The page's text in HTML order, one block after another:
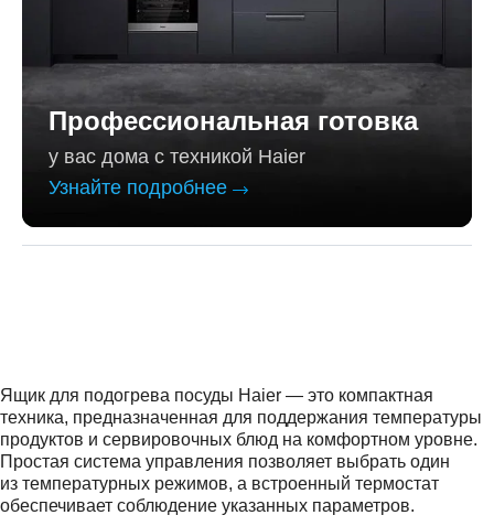
Профессиональная готовка
у вас дома с техникой Haier
Узнайте подробнее
Ящик для подогрева посуды Haier — это компактная
техника, предназначенная для поддержания температуры
продуктов и сервировочных блюд на комфортном уровне.
Простая система управления позволяет выбрать один
из температурных режимов, а встроенный термостат
обеспечивает соблюдение указанных параметров.